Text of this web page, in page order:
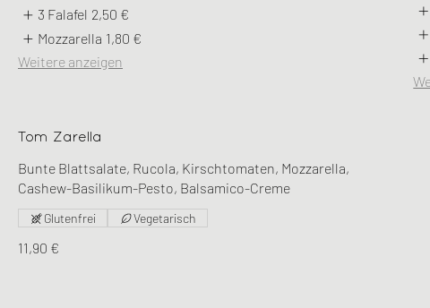
3 Falafel 2,50 €
Mozzarella 1,80 €
Weitere anzeigen
Tom Zarella
Bunte Blattsalate, Rucola, Kirschtomaten, Mozzarella,
Cashew-Basilikum-Pesto, Balsamico-Creme
11,90 €
Glutenfrei Vegetarisch